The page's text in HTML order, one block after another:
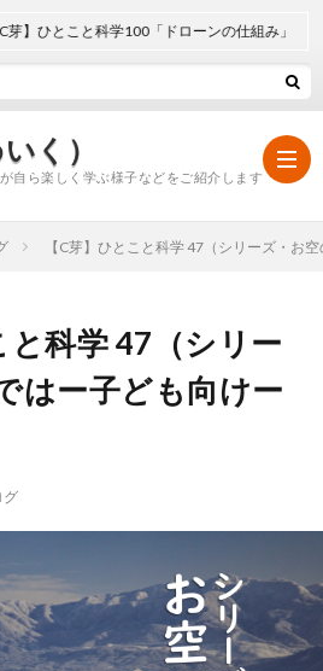
く）
自ら楽しく学ぶ様子などをご紹介します
育
ひとこと科学100「ドローンの仕組み」
【C芽】ひとこと科学 47（シリーズ・お
と科学 47（シリー
はー子ども向けー
グ